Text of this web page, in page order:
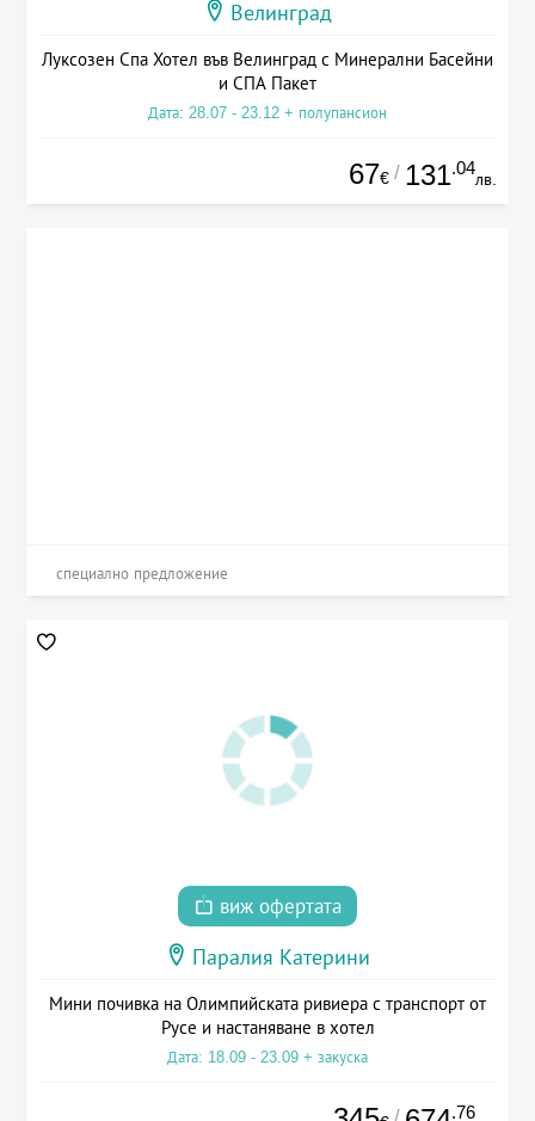
Велинград
Луксозен Спа Хотел във Велинград с Минерални Басейни
и СПА Пакет
Дата: 28.07 - 23.12 + полупансион
67€ / 131.04
лв.
специално предложение
виж офертата
Паралия Катерини
Мини почивка на Олимпийската ривиера с транспорт от
Русе и настаняване в хотел
Дата: 18.09 - 23.09 + закуска
.76